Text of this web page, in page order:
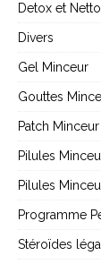
Detox et
Divers
Gel Minceur
Gouttes
Patch Minceur
Pilules
Pilules
Programme
Stéroïdes